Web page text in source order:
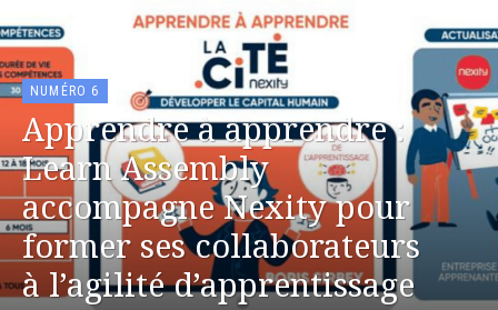
NUMÉRO 6
Apprendre à apprendre :
Learn Assembly
accompagne Nexity pour
former ses collaborateurs
à l’agilité d’apprentissage